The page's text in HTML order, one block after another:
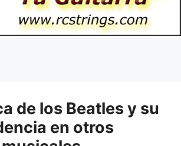
de los Beatles y su
en otros